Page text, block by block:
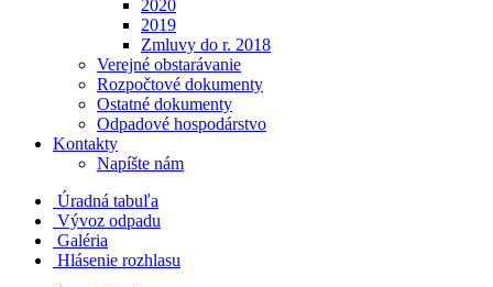
2020
2019
Zmluvy do r. 2018
Verejné obstarávanie
Rozpočtové dokumenty
Ostatné dokumenty
Odpadové hospodárstvo
Kontakty
Napíšte nám
Úradná tabuľa
Vývoz odpadu
Galéria
Hlásenie rozhlasu